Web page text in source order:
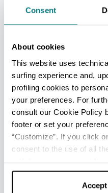
Consent
About cookies
This website uses
surfing experience and,
profiling cookies to
your preferences. For
consult our Cookie Policy
footer or set your
“Customize”. If you click
consent to the use of all
cookies only” and only
correct functioning of the
accanto ad oggetti
tra i quali piatti,
reperti, soprattutto
fattura sono anche
prodotte
con la Grecia.
+
−